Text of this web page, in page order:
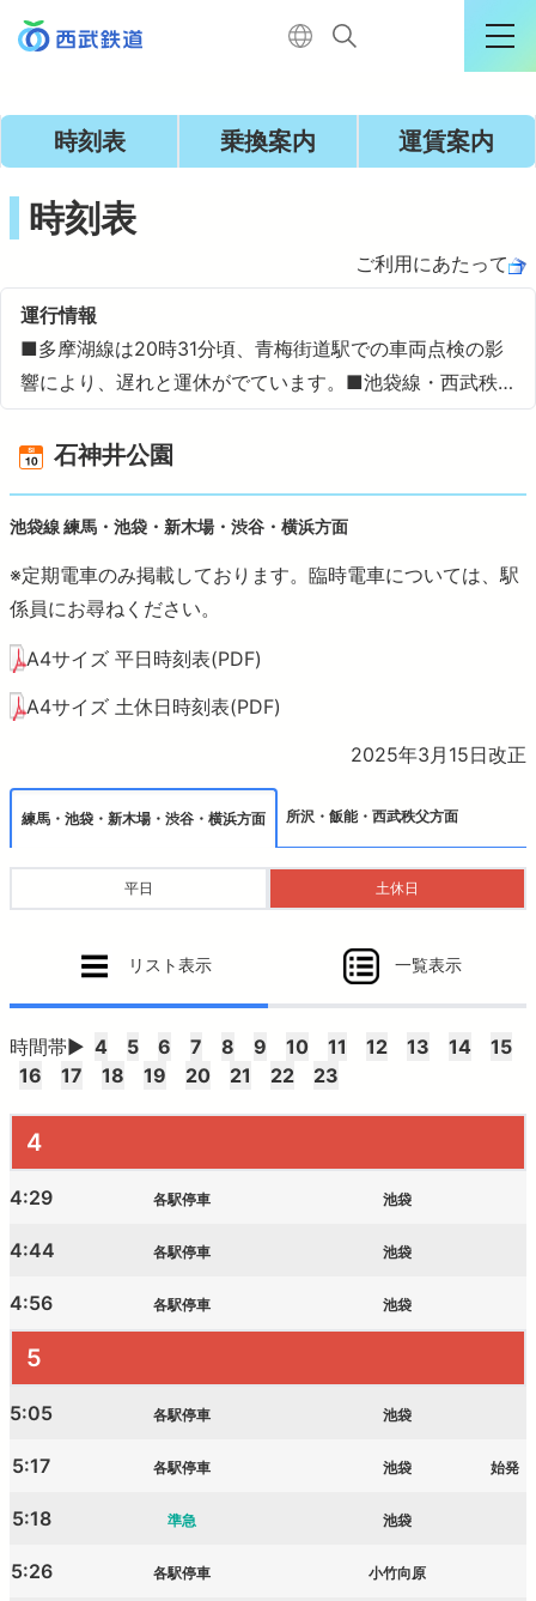
運行情報詳細
TOP
電車に乗る
暮らす
おでかけ
より安全に・快適に
ニュースルーム
法人の方へ
お問合せ・よくあるご質問
西武鉄道の公式アカウント一覧
時刻表 乗換案内 運賃案内
時刻表
ご利用にあたって
運行情報
■多摩湖線は20時31分頃、青梅街道駅での車両点検の影
響により、遅れと運休がでています。■池袋線・西武秩…
石神井公園
池袋線 練馬・池袋・新木場・渋谷・横浜方面
※定期電車のみ掲載しております。臨時電車については、駅
係員にお尋ねください。
A4サイズ 平日時刻表(PDF)
A4サイズ 土休日時刻表(PDF)
2025年3月15日改正
練馬・池袋・新木場・渋谷・横浜方面 所沢・飯能・西武秩父方面
平日 土休日
リスト表示 一覧表示
時間帯▶ 4 5 6 7 8 9 10 11 12 13 14
15
16
17 18 19 20 21 22 23
4
4:29 各駅停車 池袋
4:44 各駅停車 池袋
4:56 各駅停車 池袋
5
5:05 各駅停車 池袋
5:17 各駅停車 池袋 始発
5:18 準急 池袋
5:26 各駅停車 小竹向原